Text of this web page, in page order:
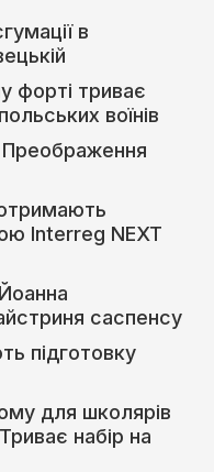
в
форті триває
воїнів
Преображення
Interreg NEXT
саспенсу
підготовку
для школярів
набір на